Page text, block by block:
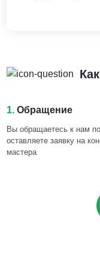
1. Обращение
Вы обращаетесь к нам
оставляете заявку на
мастера